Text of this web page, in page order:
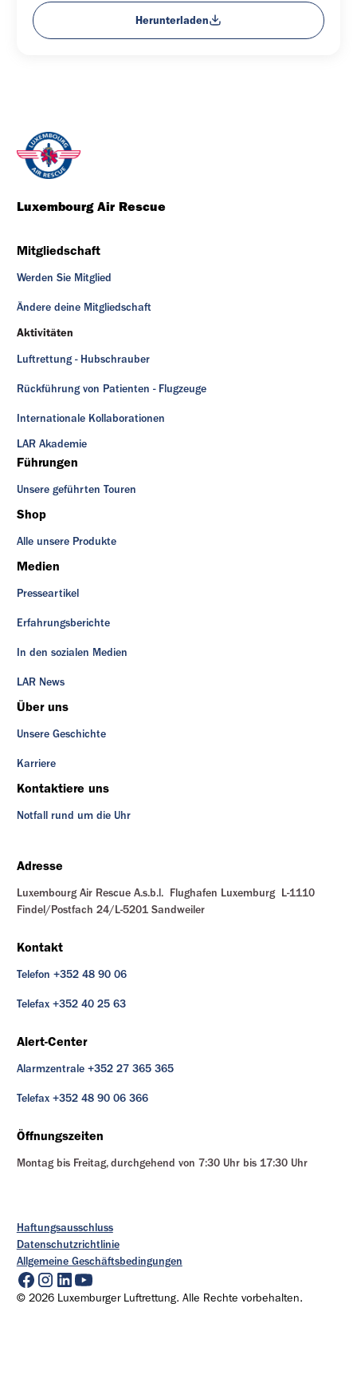
Herunterladen
Luxembourg Air Rescue
Mitgliedschaft
Werden Sie Mitglied
Ändere deine Mitgliedschaft
Aktivitäten
Luftrettung - Hubschrauber
Rückführung von Patienten - Flugzeuge
Internationale Kollaborationen
LAR Akademie
Führungen
Unsere geführten Touren
Shop
Alle unsere Produkte
Medien
Presseartikel
Erfahrungsberichte
In den sozialen Medien
LAR News
Über uns
Unsere Geschichte
Karriere
Kontaktiere uns
Notfall rund um die Uhr
Adresse
Luxembourg Air Rescue A.s.b.l. Flughafen Luxemburg L-1110
Findel/Postfach 24/L-5201 Sandweiler
Kontakt
Telefon +352 48 90 06
Telefax +352 40 25 63
Alert-Center
Alarmzentrale +352 27 365 365
Telefax +352 48 90 06 366
Öffnungszeiten
Montag bis Freitag, durchgehend von 7:30 Uhr bis 17:30 Uhr
© 2026 Luxemburger Luftrettung. Alle Rechte vorbehalten.
Haftungsausschluss
Datenschutzrichtlinie
Allgemeine Geschäftsbedingungen